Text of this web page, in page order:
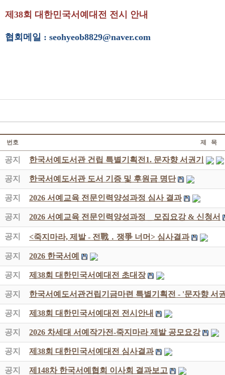
제38회 대한민국서예대전 전시 안내
협회메일 : seohyeob8829@naver.com
번호 제 목
공지 한국서예도서관 건립 특별기획전1. 문자향 서권기
공지 한국서예도서관 도서 기증 및 후원금 명단
공지 2026 서예교육 전문인력양성과정 심사 결과
공지 2026 서예교육 전문인력양성과정 _ 모집요강 & 신청서
공지 <죽지마라, 제발 - 전戰 ․ 쟁爭 너머> 심사결과
공지 2026 한국서예
공지 제38회 대한민국서예대전 초대장
공지 한국서예도서관건립기금마련 특별기획전 - '문자향 서
공지 제38회 대한민국서예대전 전시안내
공지 2026 차세대 서예작가전-죽지마라 제발 공모요강
공지 제38회 대한민국서예대전 심사결과
공지 제148차 한국서예협회 이사회 결과보고